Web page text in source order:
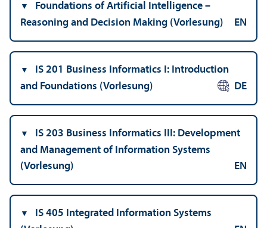
Foundations of Artificial Intelligence –
Reasoning and Decision Making (Vorlesung)
EN
IS 201 Business Informatics I: Introduction
and Foundations (Vorlesung)
DE
IS 203 Business Informatics III: Development
and Management of Information Systems
(Vorlesung)
EN
IS 405 Integrated Information Systems